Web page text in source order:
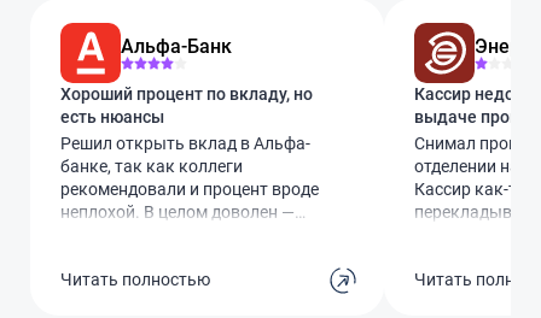
Альфа-Банк
Хороший процент по вкладу, но
есть нюансы
Решил открыть вклад в Альфа-
банке, так как коллеги
рекомендовали и процент вроде
неплохой. В целом доволен —
приложение, где можно
Читать полностью
Кассир
выдаче
Снимал
отделении на
Кассир как-то
перекладывала
когда уже
Читать